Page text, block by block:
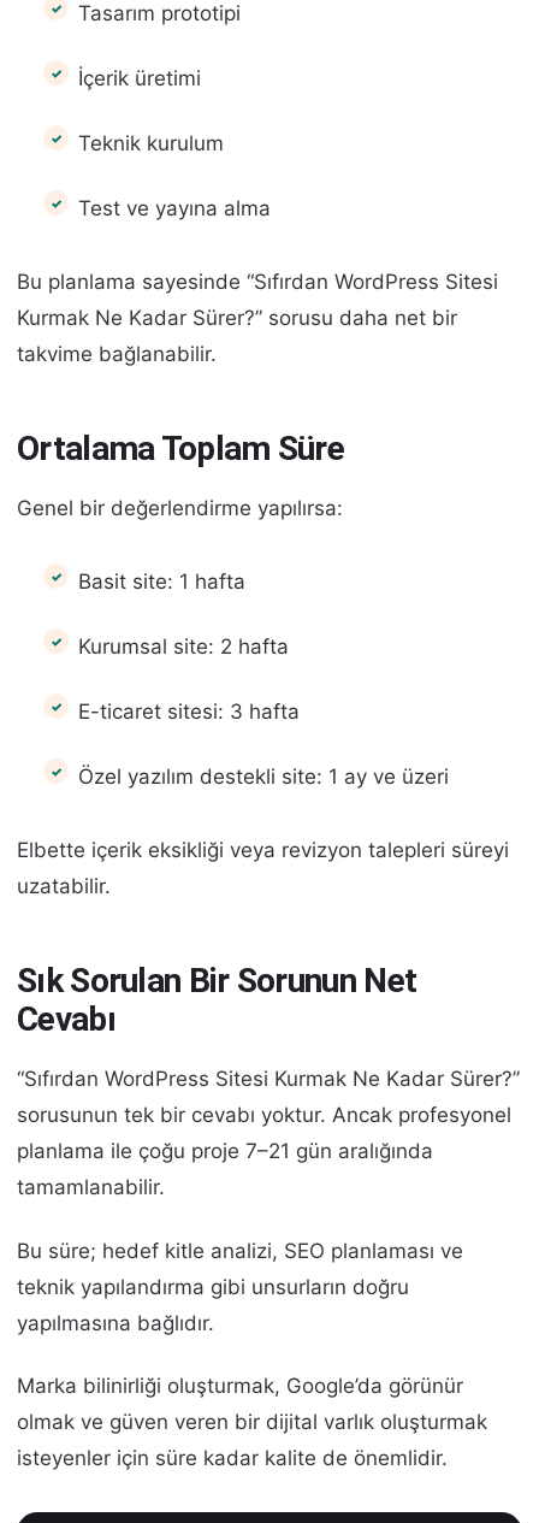
Tasarım prototipi
İçerik üretimi
Teknik kurulum
Test ve yayına alma
Bu planlama sayesinde “Sıfırdan WordPress Sitesi
Kurmak Ne Kadar Sürer?” sorusu daha net bir
takvime bağlanabilir.
Ortalama Toplam Süre
Genel bir değerlendirme yapılırsa:
Basit site: 1 hafta
Kurumsal site: 2 hafta
E-ticaret sitesi: 3 hafta
Özel yazılım destekli site: 1 ay ve üzeri
Elbette içerik eksikliği veya revizyon talepleri süreyi
uzatabilir.
Sık Sorulan Bir Sorunun Net
Cevabı
“Sıfırdan WordPress Sitesi Kurmak Ne Kadar Sürer?”
sorusunun tek bir cevabı yoktur. Ancak profesyonel
planlama ile çoğu proje 7–21 gün aralığında
tamamlanabilir.
Bu süre; hedef kitle analizi, SEO planlaması ve
teknik yapılandırma gibi unsurların doğru
yapılmasına bağlıdır.
Marka bilinirliği oluşturmak, Google’da görünür
olmak ve güven veren bir dijital varlık oluşturmak
isteyenler için süre kadar kalite de önemlidir.